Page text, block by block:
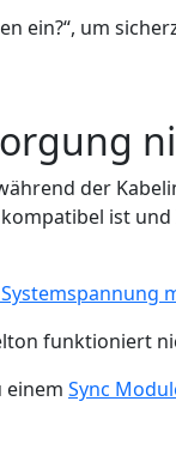
ein?“, um
der
ist
funktioniert
einem Sync